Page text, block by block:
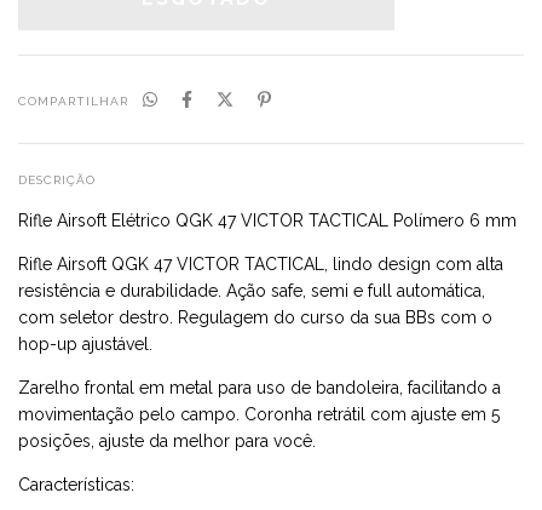
COMPARTILHAR
DESCRIÇÃO
Rifle Airsoft Elétrico QGK 47 VICTOR TACTICAL Polímero 6 mm
Rifle Airsoft QGK 47 VICTOR TACTICAL, lindo design com alta
resistência e durabilidade. Ação safe, semi e full automática,
com seletor destro. Regulagem do curso da sua BBs com o
hop-up ajustável.
Zarelho frontal em metal para uso de bandoleira, facilitando a
movimentação pelo campo. Coronha retrátil com ajuste em 5
posições, ajuste da melhor para você.
Características: